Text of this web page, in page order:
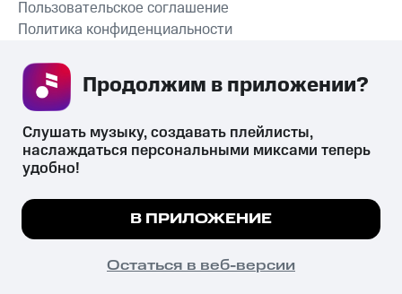
СКАЧАТЬ ПРИЛОЖЕНИЕ
Пользовательское соглашение
Политика конфиденциальности
психотропных веществ, их аналогов причиняет вред здоровью,
их незаконный оборот запрещён и влечёт установленную
законодательством ответственность.
© 2026 ООО «КИОН».
Все права защищены
Мы используем куки, чтобы на сайте все
Подробнее
ПОНЯТНО
Слушать музыку, создавать плейлисты,
наслаждаться персональными миксами теперь
удобно!
В ПРИЛОЖЕНИЕ
Остаться в веб-версии